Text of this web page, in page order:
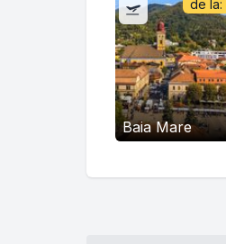
Baia Mare
de la: